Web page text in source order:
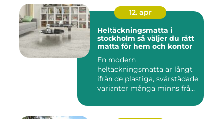
12. apr
Heltäckningsmatta i
stockholm så väljer du rätt
matta för hem och kontor
En modern
heltäckningsmatta är långt
ifrån de plastiga, svårstädade
varianter många minns från